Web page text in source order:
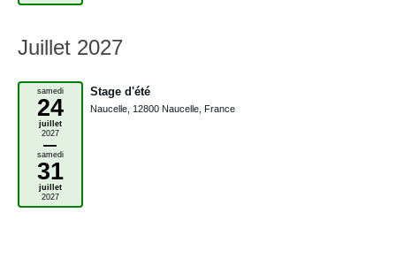
Juillet 2027
samedi
24
juillet
2027
–
samedi
31
juillet
2027
Stage d'été
Naucelle, 12800 Naucelle, France